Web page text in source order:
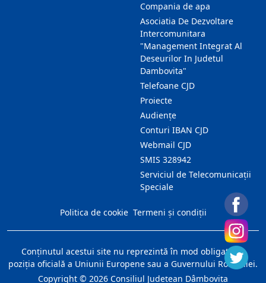
Compania de apa
Asociatia De Dezvoltare
Intercomunitara
"Management Integrat Al
Deseurilor In Judetul
Dambovita"
Telefoane CJD
Proiecte
Audienţe
Conturi IBAN CJD
Webmail CJD
SMIS 328942
Serviciul de Telecomunicații
Speciale
Politica de cookie Termeni și condiții
Conţinutul acestui site nu reprezintă în mod obligatoriu
poziţia oficială a Uniunii Europene sau a Guvernului României.
Copyright © 2026 Consiliul Judeţean Dâmboviţa